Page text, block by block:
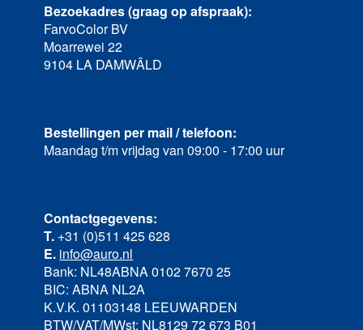
Bezoekadres (graag op afspraak):
FarvoColor BV
Moarrewei 22
9104 LA DAMWÂLD
Bestellingen per mail / telefoon:
Maandag t/m vrijdag van 09:00 - 17:00 uur
Contactgegevens:
T. +31 (0)511 425 628
E. info@auro.nl
Bank: NL48ABNA 0102 7670 25
BIC: ABNA NL2A
K.V.K. 01103148 LEEUWARDEN
BTW/VAT/MWst: NL8129 72 673 B01